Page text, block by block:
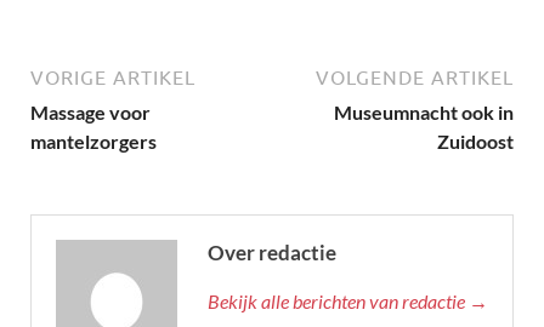
VORIGE ARTIKEL
Massage voor
mantelzorgers
VOLGENDE ARTIKEL
Museumnacht ook in
Zuidoost
Over redactie
Bekijk alle berichten van redactie →